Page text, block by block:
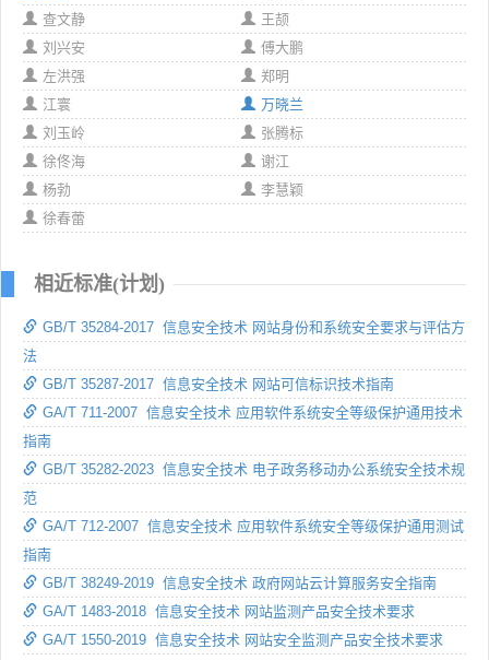
查文静
王颉
刘兴安
傅大鹏
左洪强
郑明
江寰
万晓兰
刘玉岭
张腾标
徐佟海
谢江
杨勃
李慧颖
徐春蕾
相近标准(计划)
GB/T 35284-2017 信息安全技术 网站身份和系统安全要求与评估方
法
GB/T 35287-2017 信息安全技术 网站可信标识技术指南
GA/T 711-2007 信息安全技术 应用软件系统安全等级保护通用技术
指南
GB/T 35282-2023 信息安全技术 电子政务移动办公系统安全技术规
范
GA/T 712-2007 信息安全技术 应用软件系统安全等级保护通用测试
指南
GB/T 38249-2019 信息安全技术 政府网站云计算服务安全指南
GA/T 1483-2018 信息安全技术 网站监测产品安全技术要求
GA/T 1550-2019 信息安全技术 网站安全监测产品安全技术要求